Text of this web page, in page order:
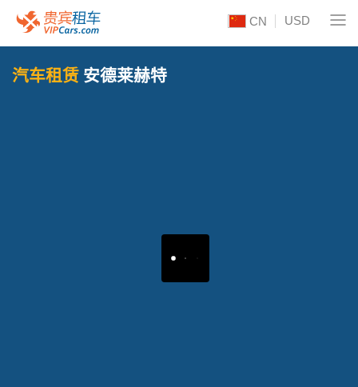
CN USD
汽车租赁 安德莱赫特